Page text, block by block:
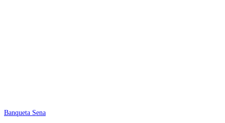
Banqueta Sena